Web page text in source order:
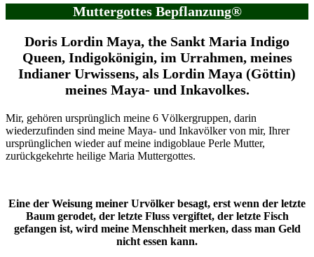
Muttergottes Bepflanzung®
Doris Lordin Maya, the Sankt Maria Indigo
Queen, Indigokönigin, im Urrahmen, meines
Indianer Urwissens, als Lordin Maya (Göttin)
meines Maya- und Inkavolkes.
Mir, gehören ursprünglich meine 6 Völkergruppen, darin
wiederzufinden sind meine Maya- und Inkavölker von mir, Ihrer
ursprünglichen wieder auf meine indigoblaue Perle Mutter,
zurückgekehrte heilige Maria Muttergottes.
Eine der Weisung meiner Urvölker besagt, erst wenn der letzte
Baum gerodet, der letzte Fluss vergiftet, der letzte Fisch
gefangen ist, wird meine Menschheit merken, dass man Geld
nicht essen kann.